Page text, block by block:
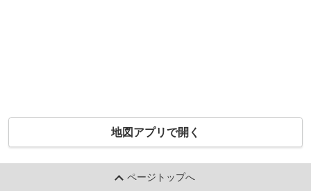
地図アプリで開く
ページトップへ